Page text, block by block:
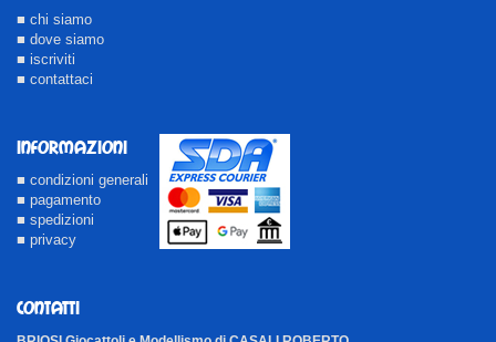
■ chi siamo
■ dove siamo
■ iscriviti
■ contattaci
INFORMAZIONI
■ condizioni generali
■ pagamento
■ spedizioni
■ privacy
CONTATTI